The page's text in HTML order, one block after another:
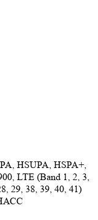
HSUPA, HSPA+,
LTE (Band 1, 2, 3,
29, 38, 39, 40, 41)